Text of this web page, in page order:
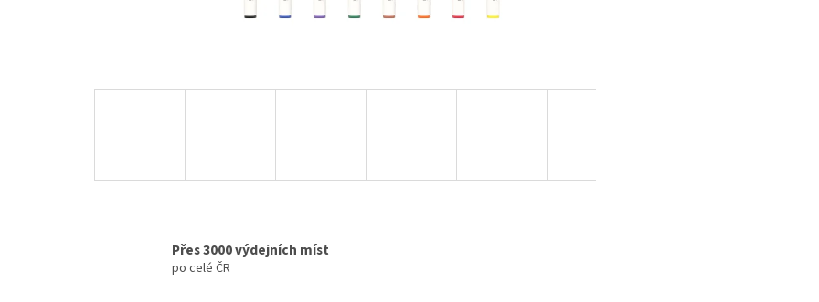
Přes 3000 výdejních míst
po celé ČR